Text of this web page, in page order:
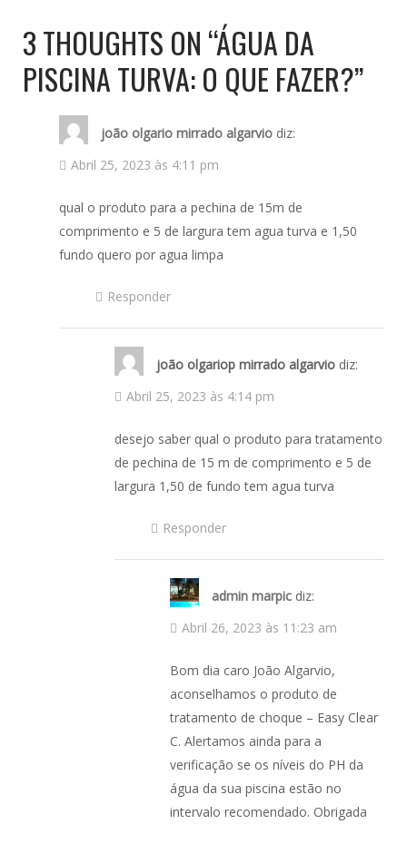
3 THOUGHTS ON “ÁGUA DA
PISCINA TURVA: O QUE FAZER?”
joão olgario mirrado algarvio diz:
Abril 25, 2023 às 4:11 pm
qual o produto para a pechina de 15m de
comprimento e 5 de largura tem agua turva e 1,50
fundo quero por agua limpa
Responder
joão olgariop mirrado algarvio diz:
Abril 25, 2023 às 4:14 pm
desejo saber qual o produto para tratamento
de pechina de 15 m de comprimento e 5 de
largura 1,50 de fundo tem agua turva
Responder
admin marpic diz:
Abril 26, 2023 às 11:23 am
Bom dia caro João Algarvio,
aconselhamos o produto de
tratamento de choque – Easy Clear
C. Alertamos ainda para a
verificação se os níveis do PH da
água da sua piscina estão no
intervalo recomendado. Obrigada